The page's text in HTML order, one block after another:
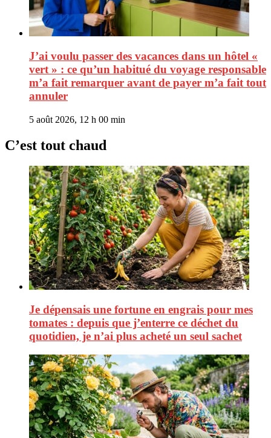
J’ai voulu passer des vacances dans un hôtel «
vert » : ce qu’un habitué du voyage responsable
m’a fait remarquer avant de payer m’a fait tout
annuler
5 août 2026, 12 h 00 min
C’est tout chaud
Je dépensais une fortune en engrais pour mes
tomates : depuis que j’enterre ce déchet du
quotidien, je n’ai plus acheté un seul sachet